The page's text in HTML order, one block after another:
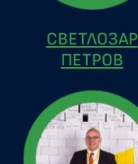
СВЕТЛОЗАР
ПЕТРОВ